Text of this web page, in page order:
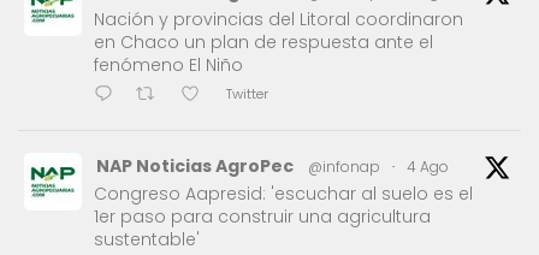
Nación y provincias del Litoral coordinaron
en Chaco un plan de respuesta ante el
fenómeno El Niño
Twitter
NAP Noticias AgroPec @infonap · 4 Ago
Congreso Aapresid: 'escuchar al suelo es el
1er paso para construir una agricultura
sustentable'